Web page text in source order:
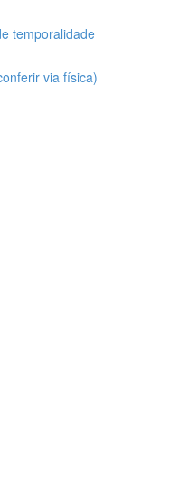
temporalidade
via física)